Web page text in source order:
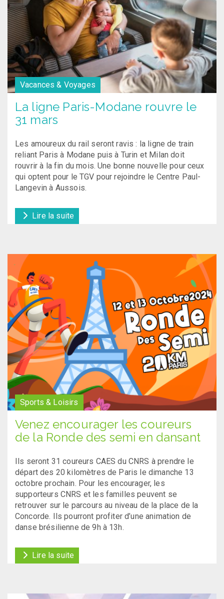
Vacances & Voyages
La ligne Paris-Modane rouvre le
31 mars
Les amoureux du rail seront ravis : la ligne de train
reliant Paris à Modane puis à Turin et Milan doit
rouvrir à la fin du mois. Une bonne nouvelle pour ceux
qui optent pour le TGV pour rejoindre le Centre Paul-
Langevin à Aussois.
Lire la suite
Sports & Loisirs
Venez encourager les coureurs
de la Ronde des semi en dansant
Ils seront 31 coureurs CAES du CNRS à prendre le
départ des 20 kilomètres de Paris le dimanche 13
octobre prochain. Pour les encourager, les
supporteurs CNRS et les familles peuvent se
retrouver sur le parcours au niveau de la place de la
Concorde. Ils pourront profiter d’une animation de
danse brésilienne de 9h à 13h.
Lire la suite